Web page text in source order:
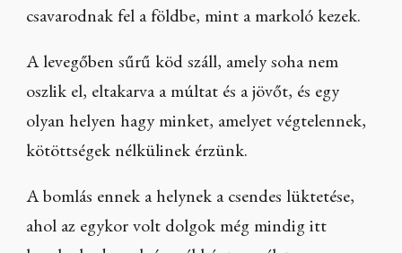
csavarodnak fel a földbe, mint a markoló kezek.
A levegőben sűrű köd száll, amely soha nem
oszlik el, eltakarva a múltat és a jövőt, és egy
olyan helyen hagy minket, amelyet végtelennek,
kötöttségek nélkülinek érzünk.
A bomlás ennek a helynek a csendes lüktetése,
ahol az egykor volt dolgok még mindig itt